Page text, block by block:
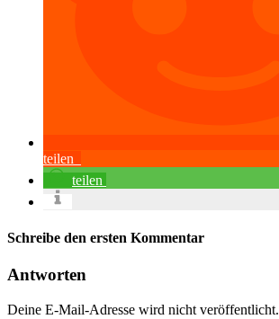
teilen
teilen
Schreibe den ersten Kommentar
Antworten
Deine E-Mail-Adresse wird nicht veröffentlicht.